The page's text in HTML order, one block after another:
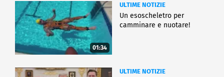
01:34
ULTIME NOTIZIE
Un esoscheletro per
camminare e nuotare!
ULTIME NOTIZIE